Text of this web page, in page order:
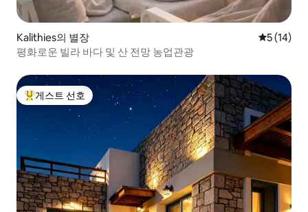
Kalithies의 별장 평점 5점
5 (14)
평화로운 빌라 바다 및 산 전망 농업관광
상위 게스트 선호
게스트 선호